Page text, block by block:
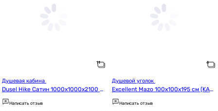
Dusel Hike Сатин 1000x1000x2100 5
51001
Написать отзыв
Excellent Mazo 100x100x195 см (KAE
X.3023.K.1010.1010.CR)
Написать отзыв